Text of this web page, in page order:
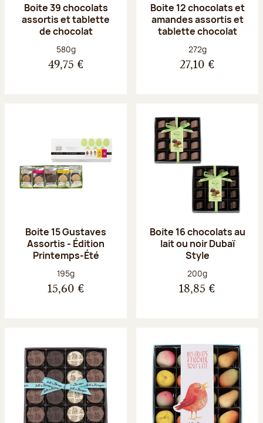
Boite 39 chocolats
assortis et tablette
de chocolat
Poids net :
580g
49,75 €
Boite 12 chocolats et
amandes assortis et
tablette chocolat
Poids net :
272g
27,10 €
Boite 15 Gustaves
Assortis - Édition
Printemps-Été
Poids net :
195g
15,60 €
Boite 16 chocolats au
lait ou noir Dubaï
Style
Poids net :
200g
18,85 €